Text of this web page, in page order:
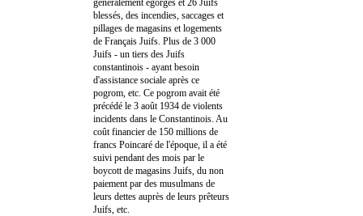
blessés, des incendies, saccages et
pillages de magasins et logements
de Français Juifs. Plus de 3 000
Juifs - un tiers des Juifs
constantinois - ayant besoin
d'assistance sociale après ce
pogrom, etc. Ce pogrom avait été
précédé le 3 août 1934 de violents
incidents dans le Constantinois. Au
coût financier de 150 millions de
francs Poincaré de l'époque, il a été
suivi pendant des mois par le
boycott de magasins Juifs, du non
paiement par des musulmans de
leurs dettes auprès de leurs prêteurs
Juifs, etc.